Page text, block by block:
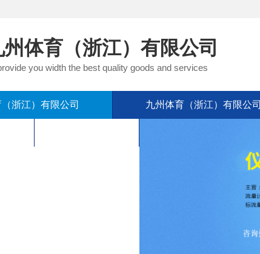
州体育（浙江）有限公司
you width the best quality goods and services
浙江）有限公司 九州体育（浙江）有限公司